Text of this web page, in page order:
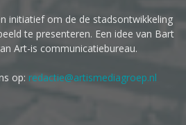
initiatief om de de stadsontwikkeling
te presenteren. Een idee van Bart
Art-is communicatiebureau.
op: redactie@artismediagroep.nl